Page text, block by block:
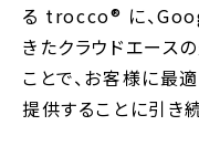
る trocco®︎ に、
きたクラウドエース
ことで、お客様に最
提供することに引き